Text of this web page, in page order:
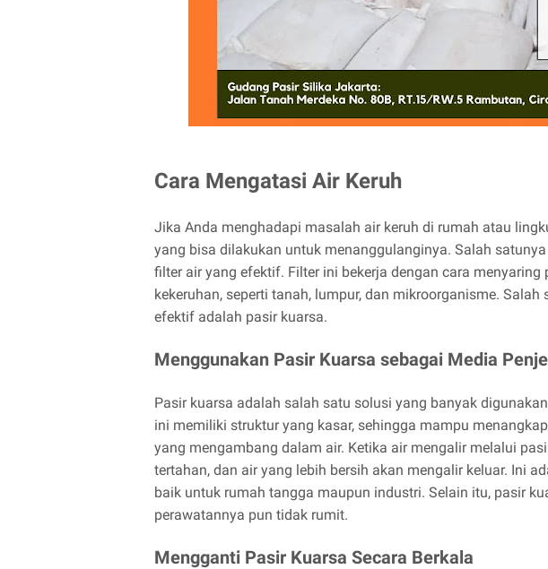
Cara Mengatasi Air Keruh
Jika Anda menghadapi masalah air keruh di rumah atau
yang bisa dilakukan untuk menanggulanginya. Salah
filter air yang efektif. Filter ini bekerja dengan cara menyaring
kekeruhan, seperti tanah, lumpur, dan mikroorganisme.
efektif adalah pasir kuarsa.
Menggunakan Pasir Kuarsa sebagai Media
Pasir kuarsa adalah salah satu solusi yang banyak
ini memiliki struktur yang kasar, sehingga mampu
yang mengambang dalam air. Ketika air mengalir melalui
tertahan, dan air yang lebih bersih akan mengalir keluar. Ini
baik untuk rumah tangga maupun industri. Selain itu, pasir
perawatannya pun tidak rumit.
Mengganti Pasir Kuarsa Secara Berkala